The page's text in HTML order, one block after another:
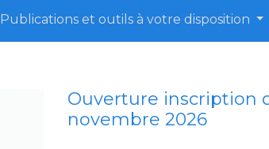
Publications et outils à votre disposition
Ouverture inscription
novembre 2026